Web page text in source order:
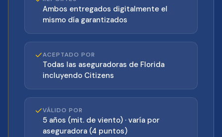
Ambos entregados digitalmente el
mismo día garantizados
ACEPTADO POR
Todas las aseguradoras de Florida
incluyendo Citizens
VÁLIDO POR
5 años (mit. de viento) · varía por
aseguradora (4 puntos)